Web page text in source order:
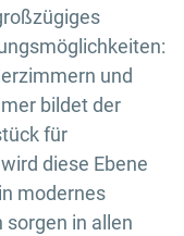
und
bildet der
für
diese Ebene
modernes
in allen